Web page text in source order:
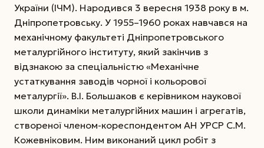
України (ІЧМ). Народився 3 вересня 1938 року в м.
Дніпропетровську. У 1955–1960 роках навчався на
механічному факультеті Дніпропетровського
металургійного інституту, який закінчив з
відзнакою за спеціальністю «Механічне
устаткування заводів чорної і кольорової
металургії». В.І. Большаков є керівником наукової
школи динаміки металургійних машин і агрегатів,
створеної членом-кореспондентом АН УРСР С.М.
Кожевніковим. Ним виконаний цикл робіт з